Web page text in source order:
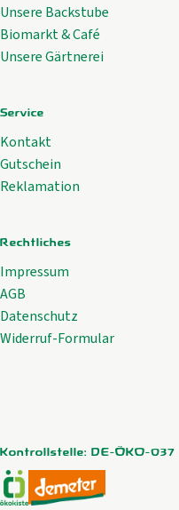
Unsere Backstube
Biomarkt & Café
Unsere Gärtnerei
Service
Kontakt
Gutschein
Reklamation
Rechtliches
Impressum
AGB
Datenschutz
Widerruf-Formular
Kontrollstelle: DE-ÖKO-037
Externer Link zu